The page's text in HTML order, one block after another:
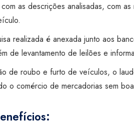
as descrições analisadas, com
realizada é anexada junto aos
de levantamento de leilões e
de roubo e furto de veículos, o
o comércio de mercadorias sem